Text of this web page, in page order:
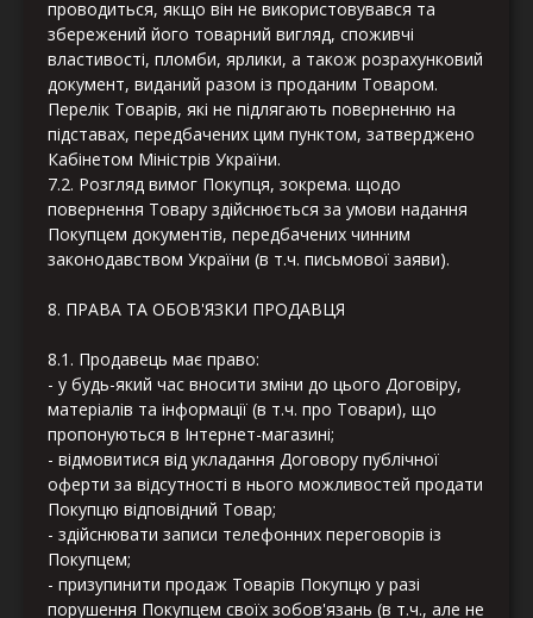
проводиться, якщо він не використовувався та
збережений його товарний вигляд, споживчі
властивості, пломби, ярлики, а також розрахунковий
документ, виданий разом із проданим Товаром.
Перелік Товарів, які не підлягають поверненню на
підставах, передбачених цим пунктом, затверджено
Кабінетом Міністрів України.
7.2. Розгляд вимог Покупця, зокрема. щодо
повернення Товару здійснюється за умови надання
Покупцем документів, передбачених чинним
законодавством України (в т.ч. письмової заяви).
8. ПРАВА ТА ОБОВ'ЯЗКИ ПРОДАВЦЯ
8.1. Продавець має право:
- у будь-який час вносити зміни до цього Договіру,
матеріалів та інформації (в т.ч. про Товари), що
пропонуються в Інтернет-магазині;
- відмовитися від укладання Договору публічної
оферти за відсутності в нього можливостей продати
Покупцю відповідний Товар;
- здійснювати записи телефонних переговорів із
Покупцем;
- призупинити продаж Товарів Покупцю у разі
порушення Покупцем своїх зобов'язань (в т.ч., але не